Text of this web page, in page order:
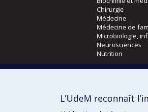
Chirurgie
Médecine
Médecine de
Microbiologie,
Neurosciences
Nutrition
Orthophonie et
L’UdeM reconnaît